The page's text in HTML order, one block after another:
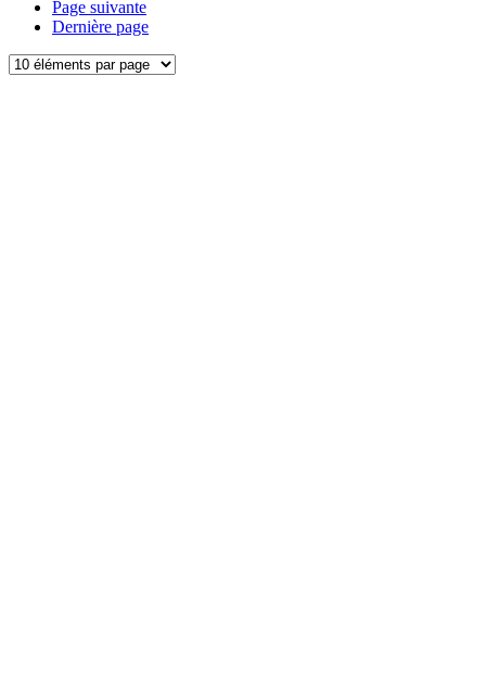
Page suivante
Dernière page